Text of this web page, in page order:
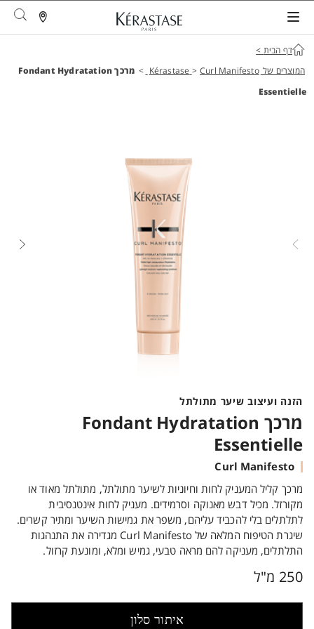
דף הבית >
המוצרים של Kérastase
> Curl Manifesto
>
מרכך Fondant Hydratation
Essentielle
הזנה ועיצוב שיער מתולתל
מרכך Fondant Hydratation
Essentielle
Curl Manifesto
מרכך קליל המעניק לחות וחיוניות לשיער מתולתל, מתולתל מאוד או
מקורזל. מכיל דבש מאנוקה וסרמידים. מעניק לחות אינטנסיבית
לתלתלים בלי להכביד עליהם, משפר את גמישות השיער ומתיר קשרים.
שיגרת הטיפוח המלאה של Curl Manifesto מגדירה את התנהגות
התלתלים, מעניקה להם מראה טבעי, גמיש ומלא, ומונעת קרזול.
250 מ"ל
איתור סלון